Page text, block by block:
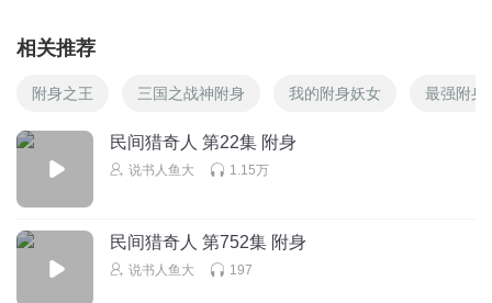
相关推荐
附身之王 三国之战神附身 我的附身妖女 最强附身
民间猎奇人 第22集 附身
说书人鱼大 1.15万
民间猎奇人 第752集 附身
说书人鱼大 197